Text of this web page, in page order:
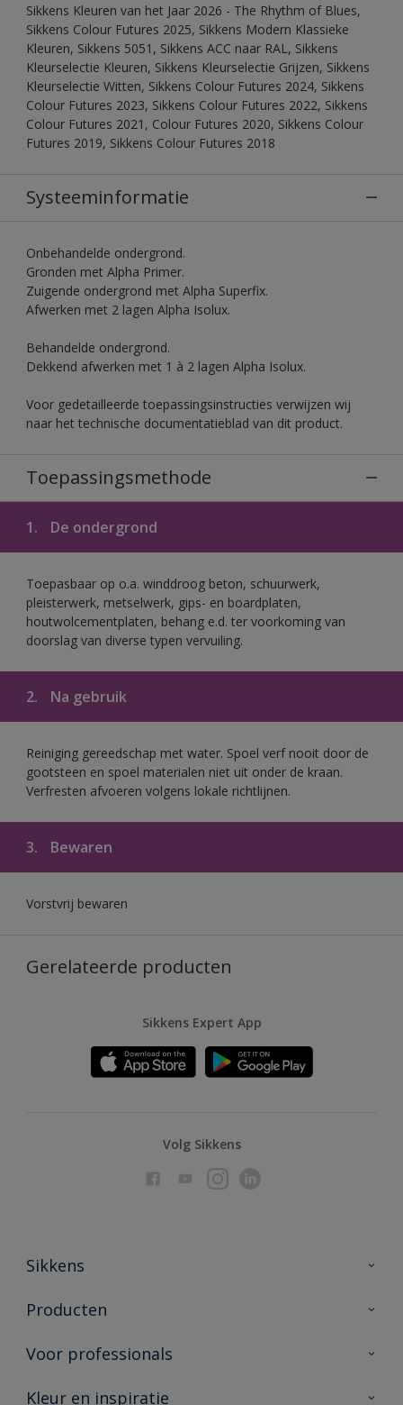
Sikkens Kleuren van het Jaar 2026 - The Rhythm of Blues,
Sikkens Colour Futures 2025, Sikkens Modern Klassieke
Kleuren, Sikkens 5051, Sikkens ACC naar RAL, Sikkens
Kleurselectie Kleuren, Sikkens Kleurselectie Grijzen, Sikkens
Kleurselectie Witten, Sikkens Colour Futures 2024, Sikkens
Colour Futures 2023, Sikkens Colour Futures 2022, Sikkens
Colour Futures 2021, Colour Futures 2020, Sikkens Colour
Futures 2019, Sikkens Colour Futures 2018
Systeeminformatie
Onbehandelde ondergrond.
Gronden met Alpha Primer.
Zuigende ondergrond met Alpha Superfix.
Afwerken met 2 lagen Alpha Isolux.
Behandelde ondergrond.
Dekkend afwerken met 1 à 2 lagen Alpha Isolux.
Voor gedetailleerde toepassingsinstructies verwijzen wij
naar het technische documentatieblad van dit product.
Toepassingsmethode
1. De ondergrond
Toepasbaar op o.a. winddroog beton, schuurwerk,
pleisterwerk, metselwerk, gips- en boardplaten,
houtwolcementplaten, behang e.d. ter voorkoming van
doorslag van diverse typen vervuiling.
2. Na gebruik
Reiniging gereedschap met water. Spoel verf nooit door de
gootsteen en spoel materialen niet uit onder de kraan.
Verfresten afvoeren volgens lokale richtlijnen.
3. Bewaren
Vorstvrij bewaren
Gerelateerde producten
Sikkens Expert App
Volg Sikkens
Sikkens
Over Sikkens
Duurzaamheid
Producten
Producten voor binnen
Vind je verkooppunt
Voor professionals
Advies & service
Kleur en inspiratie